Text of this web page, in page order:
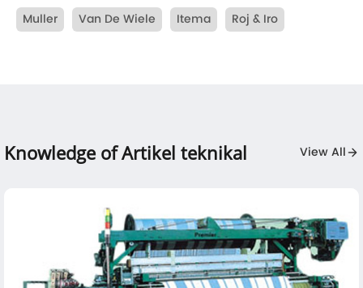
Muller
Van De Wiele Itema Roj & Iro
Knowledge of Artikel teknikal View All